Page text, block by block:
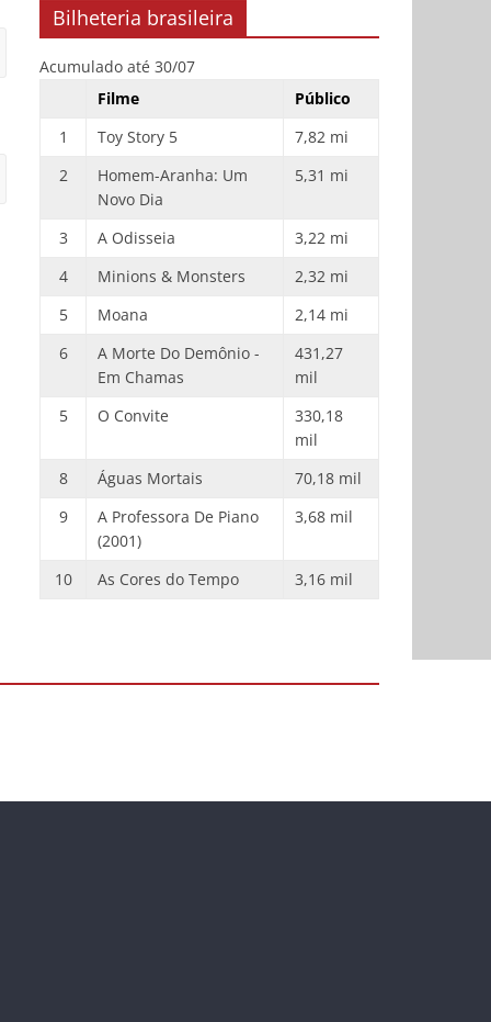
Bilheteria brasileira
Acumulado até 30/07
Filme
Público
1
Toy Story 5
7,82 mi
2
Homem-Aranha: Um
Novo Dia
5,31 mi
3 A Odisseia
3,22 mi
4
Minions & Monsters
2,32 mi
5
Moana
2,14 mi
6
A Morte Do Demônio -
Em Chamas
431,27
mil
5
O Convite
330,18
mil
8
Águas Mortais
70,18 mil
9
A Professora De Piano
(2001)
3,68 mil
10 As Cores do Tempo 3,16 mil